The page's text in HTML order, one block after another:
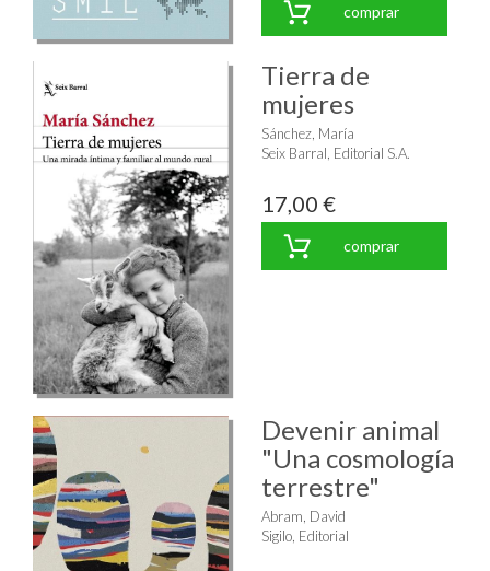
comprar
Tierra de
mujeres
Sánchez, María
Seix Barral, Editorial S.A.
17,00 €
comprar
Devenir animal
"Una cosmología
terrestre"
Abram, David
Sigilo, Editorial